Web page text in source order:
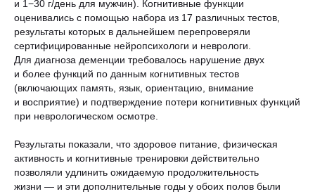
и 1−30 г/день для мужчин). Когнитивные функции
оценивались с помощью набора из 17 различных тестов,
результаты которых в дальнейшем перепроверяли
сертифицированные нейропсихологи и неврологи.
Для диагноза деменции требовалось нарушение двух
и более функций по данным когнитивных тестов
(включающих память, язык, ориентацию, внимание
и восприятие) и подтверждение потери когнитивных функций
при неврологическом осмотре.
Результаты показали, что здоровое питание, физическая
активность и когнитивные тренировки действительно
позволяли удлинить ожидаемую продолжительность
жизни — и эти дополнительные годы у обоих полов были